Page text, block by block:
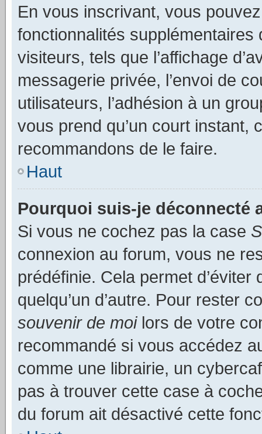
En vous inscrivant, vous
fonctionnalités
visiteurs, tels que l’affichage
messagerie privée, l’envoi de
utilisateurs, l’adhésion à un
vous prend qu’un court instant,
recommandons de le faire.
Haut
Pourquoi suis-je déconnecté
Si vous ne cochez pas la case
connexion au forum, vous ne
prédéfinie. Cela permet
quelqu’un d’autre. Pour rester
souvenir de moilors de votre
recommandé si vous accédez
comme une librairie, un
pas à trouver cette case à
du forum ait désactivé cette